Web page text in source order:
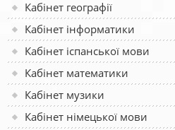
Кабінет географії
Кабінет інформатики
Кабінет іспанської мови
Кабінет математики
Кабінет музики
Кабінет німецької мови